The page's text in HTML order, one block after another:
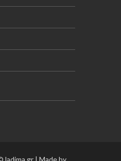
ladima.gr | Made by